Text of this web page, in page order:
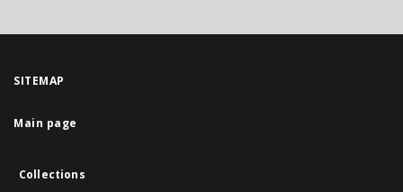
SITEMAP
Main page
Collections